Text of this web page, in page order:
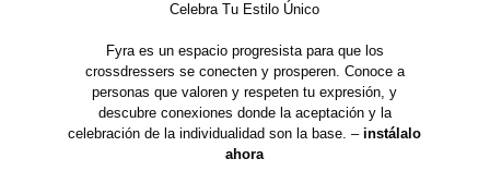
Celebra Tu Estilo Único
Fyra es un espacio progresista para que los
crossdressers se conecten y prosperen. Conoce a
personas que valoren y respeten tu expresión, y
descubre conexiones donde la aceptación y la
celebración de la individualidad son la base. –instálalo
ahora